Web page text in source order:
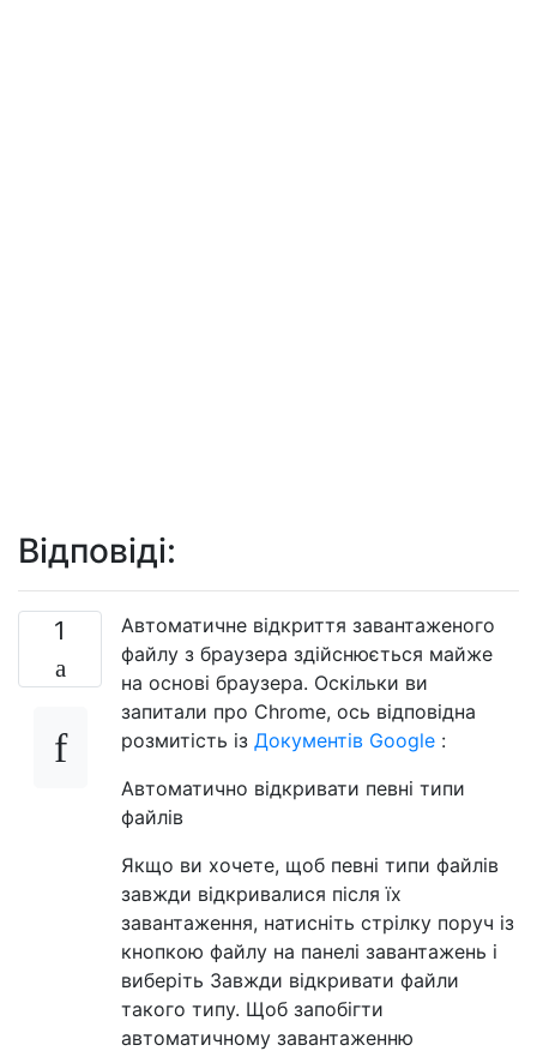
Відповіді:
1
Автоматичне відкриття завантаженого
файлу з браузера здійснюється майже
на основі браузера. Оскільки ви
запитали про Chrome, ось відповідна
розмитість із Документів Google :
Автоматично відкривати певні типи
файлів
Якщо ви хочете, щоб певні типи файлів
завжди відкривалися після їх
завантаження, натисніть стрілку поруч із
кнопкою файлу на панелі завантажень і
виберіть Завжди відкривати файли
такого типу. Щоб запобігти
автоматичному завантаженню